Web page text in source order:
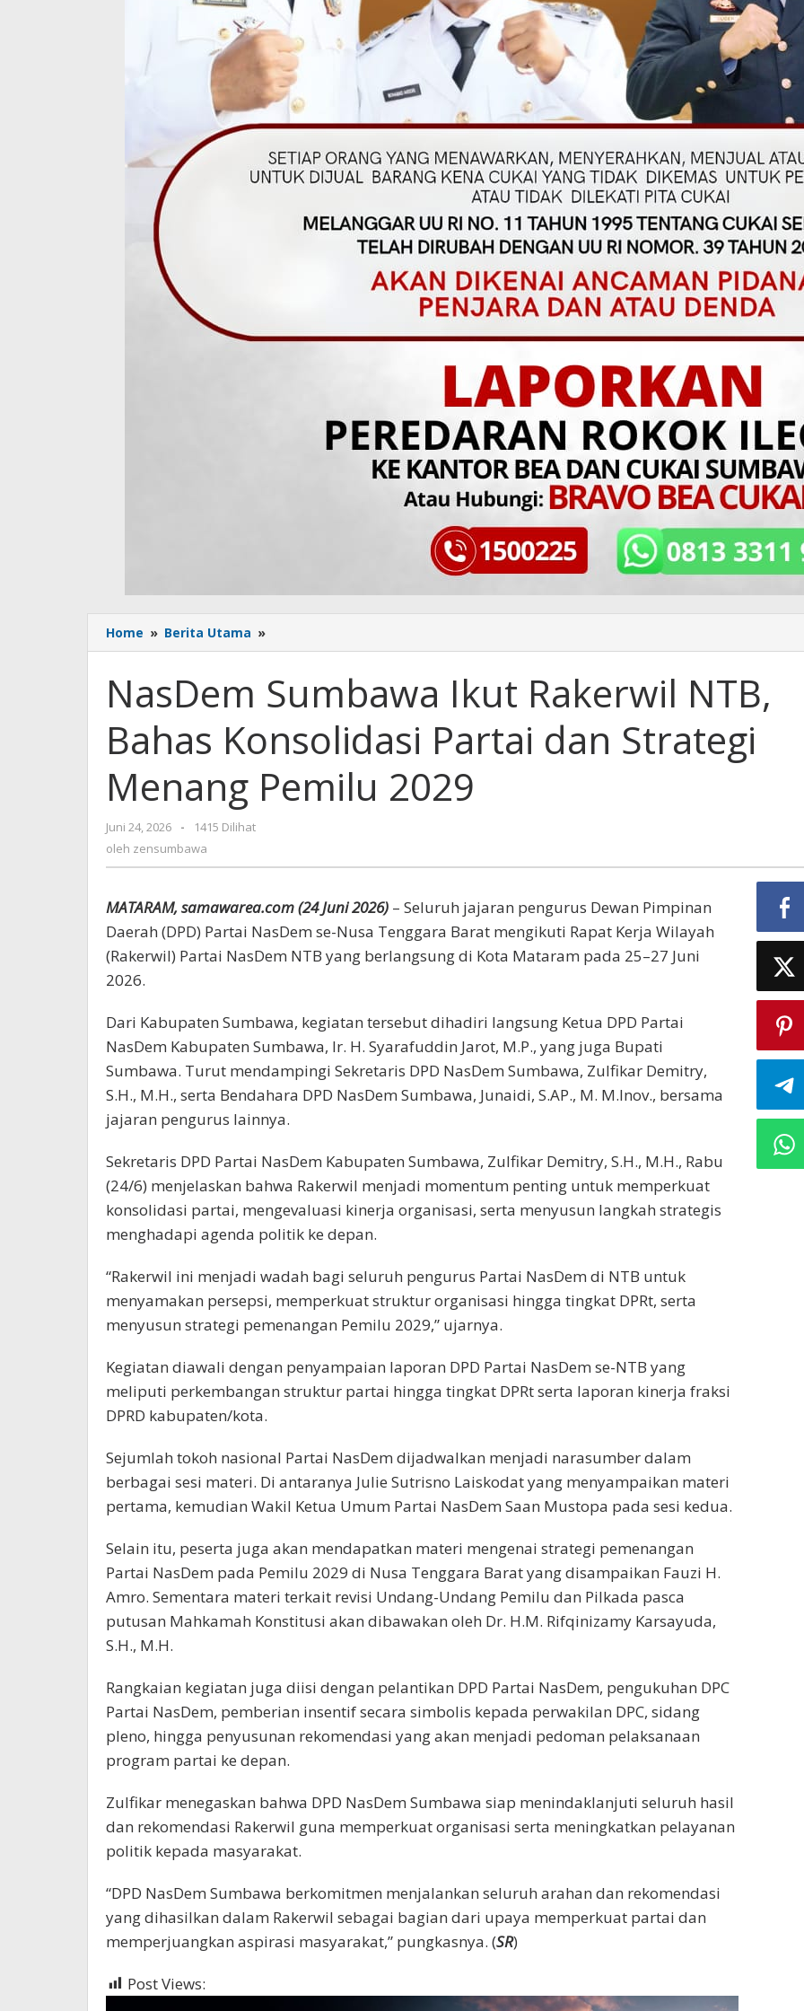
Home » Berita Utama »
Sumbawa
Rakerwil
NTB,
Konsolidasi
dan
Strategi
NasDem Sumbawa Ikut Rakerwil NTB,
Bahas Konsolidasi Partai dan Strategi
Menang Pemilu 2029
Juni 24, 2026
oleh
zensumbawa
-
1415 Dilihat
oleh zensumbawa
MATARAM, samawarea.com (24 Juni 2026) – Seluruh jajaran pengurus Dewan Pimpinan
Daerah (DPD) Partai NasDem se-Nusa Tenggara Barat mengikuti Rapat Kerja Wilayah
(Rakerwil) Partai NasDem NTB yang berlangsung di Kota Mataram pada 25–27 Juni
2026.
Dari Kabupaten Sumbawa, kegiatan tersebut dihadiri langsung Ketua DPD Partai
NasDem Kabupaten Sumbawa, Ir. H. Syarafuddin Jarot, M.P., yang juga Bupati
Sumbawa. Turut mendampingi Sekretaris DPD NasDem Sumbawa, Zulfikar Demitry,
S.H., M.H., serta Bendahara DPD NasDem Sumbawa, Junaidi, S.AP., M. M.Inov., bersama
jajaran pengurus lainnya.
Sekretaris DPD Partai NasDem Kabupaten Sumbawa, Zulfikar Demitry, S.H., M.H., Rabu
(24/6) menjelaskan bahwa Rakerwil menjadi momentum penting untuk memperkuat
konsolidasi partai, mengevaluasi kinerja organisasi, serta menyusun langkah strategis
menghadapi agenda politik ke depan.
“Rakerwil ini menjadi wadah bagi seluruh pengurus Partai NasDem di NTB untuk
menyamakan persepsi, memperkuat struktur organisasi hingga tingkat DPRt, serta
menyusun strategi pemenangan Pemilu 2029,” ujarnya.
Kegiatan diawali dengan penyampaian laporan DPD Partai NasDem se-NTB yang
meliputi perkembangan struktur partai hingga tingkat DPRt serta laporan kinerja fraksi
DPRD kabupaten/kota.
Sejumlah tokoh nasional Partai NasDem dijadwalkan menjadi narasumber dalam
berbagai sesi materi. Di antaranya Julie Sutrisno Laiskodat yang menyampaikan materi
pertama, kemudian Wakil Ketua Umum Partai NasDem Saan Mustopa pada sesi kedua.
Selain itu, peserta juga akan mendapatkan materi mengenai strategi pemenangan
Partai NasDem pada Pemilu 2029 di Nusa Tenggara Barat yang disampaikan Fauzi H.
Amro. Sementara materi terkait revisi Undang-Undang Pemilu dan Pilkada pasca
putusan Mahkamah Konstitusi akan dibawakan oleh Dr. H.M. Rifqinizamy Karsayuda,
S.H., M.H.
Rangkaian kegiatan juga diisi dengan pelantikan DPD Partai NasDem, pengukuhan DPC
Partai NasDem, pemberian insentif secara simbolis kepada perwakilan DPC, sidang
pleno, hingga penyusunan rekomendasi yang akan menjadi pedoman pelaksanaan
program partai ke depan.
Zulfikar menegaskan bahwa DPD NasDem Sumbawa siap menindaklanjuti seluruh hasil
dan rekomendasi Rakerwil guna memperkuat organisasi serta meningkatkan pelayanan
politik kepada masyarakat.
“DPD NasDem Sumbawa berkomitmen menjalankan seluruh arahan dan rekomendasi
yang dihasilkan dalam Rakerwil sebagai bagian dari upaya memperkuat partai dan
memperjuangkan aspirasi masyarakat,” pungkasnya. (SR)
Post Views: